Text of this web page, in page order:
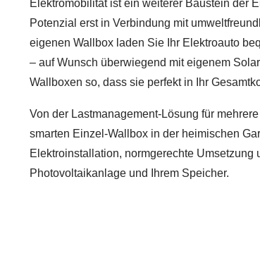
Elektromobilität ist ein weiterer Baustein der
Potenzial erst in Verbindung mit
eigenen Wallbox laden Sie Ihr Elektroauto
– auf Wunsch überwiegend mit eigenem
Wallboxen so, dass sie perfekt in Ihr
Von der Lastmanagement-Lösung für
smarten Einzel-Wallbox in der heimischen
Elektroinstallation, normgerechte
Photovoltaikanlage und Ihrem Speicher.